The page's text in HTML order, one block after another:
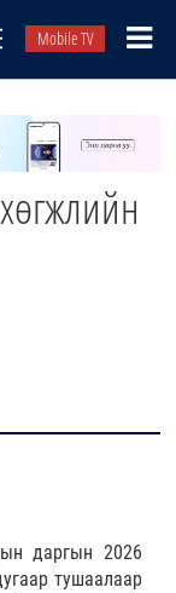
Mobile TV
даргын 2026
тушаалаар